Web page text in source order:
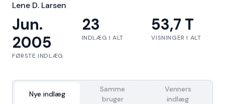
Lene D. Larsen
Jun.
2005
FØRSTE INDLÆG
23
INDLÆG I ALT
53,7 T
VISNINGER I ALT
Nye indlæg
Samme
bruger
Venners
indlæg